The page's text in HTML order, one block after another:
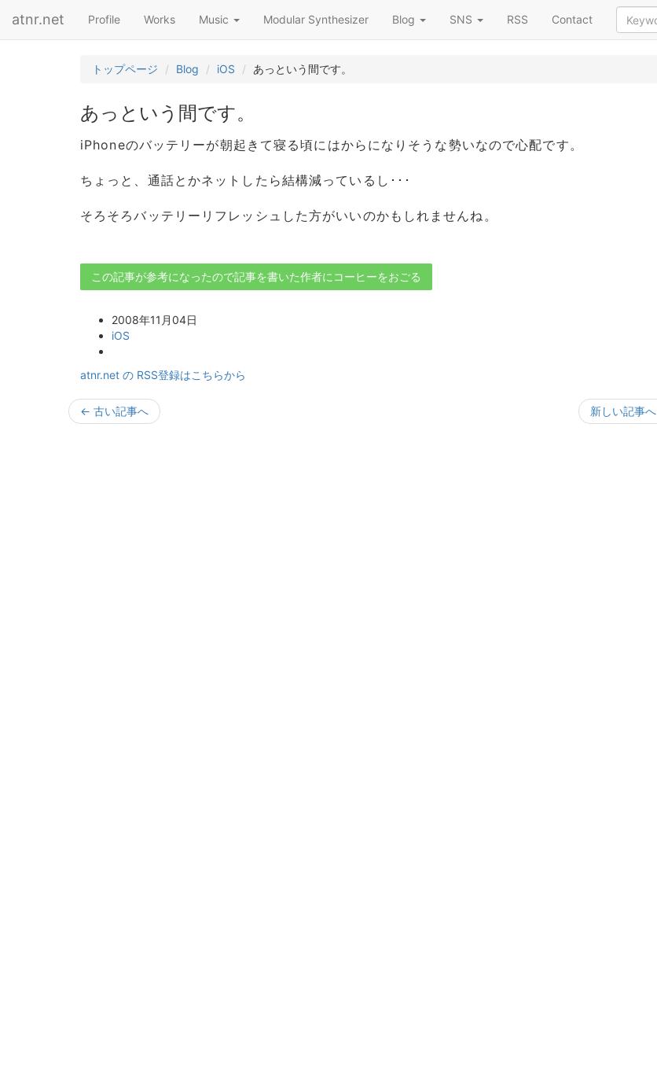
atnr.net Profile Works Music Modular Synthesizer Blog SNS RSS Contact
トップページ Blog iOS あっという間です。
あっという間です。
iPhoneのバッテリーが朝起きて寝る頃にはからになりそうな勢いなので心配です。
ちょっと、通話とかネットしたら結構減っているし･･･
そろそろバッテリーリフレッシュした方がいいのかもしれませんね。
この記事が参考になったので記事を書いた作者にコーヒーをおごる
2008年11月04日
iOS
atnr.net の RSS登録はこちらから
← 古い記事へ 新しい記事へ